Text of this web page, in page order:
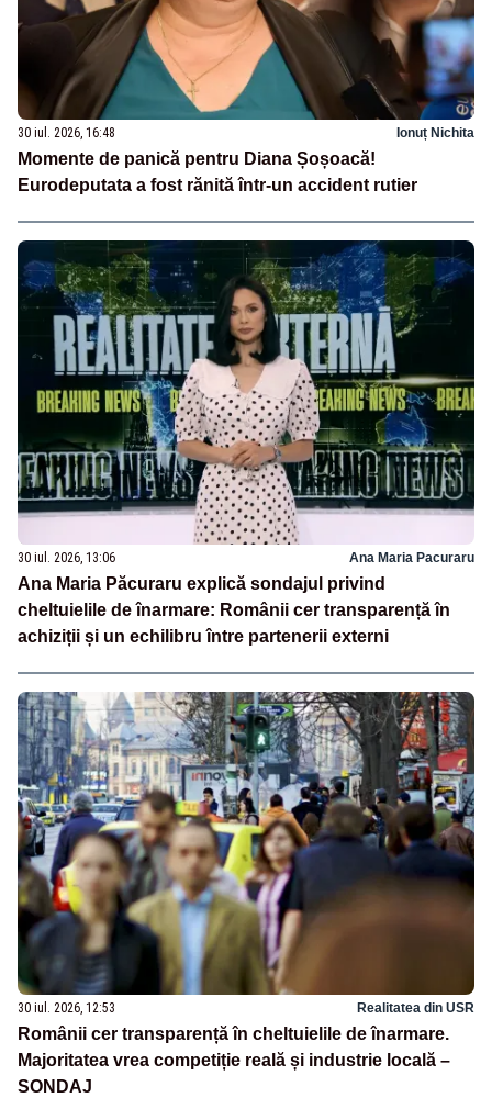
30 iul. 2026, 16:48 Ionuț Nichita
Momente de panică pentru Diana Șoșoacă!
Eurodeputata a fost rănită într-un accident rutier
30 iul. 2026, 13:06 Ana Maria Pacuraru
Ana Maria Păcuraru explică sondajul privind
cheltuielile de înarmare: Românii cer transparență în
achiziții și un echilibru între partenerii externi
30 iul. 2026, 12:53 Realitatea din USR
Românii cer transparență în cheltuielile de înarmare.
Majoritatea vrea competiție reală și industrie locală –
SONDAJ